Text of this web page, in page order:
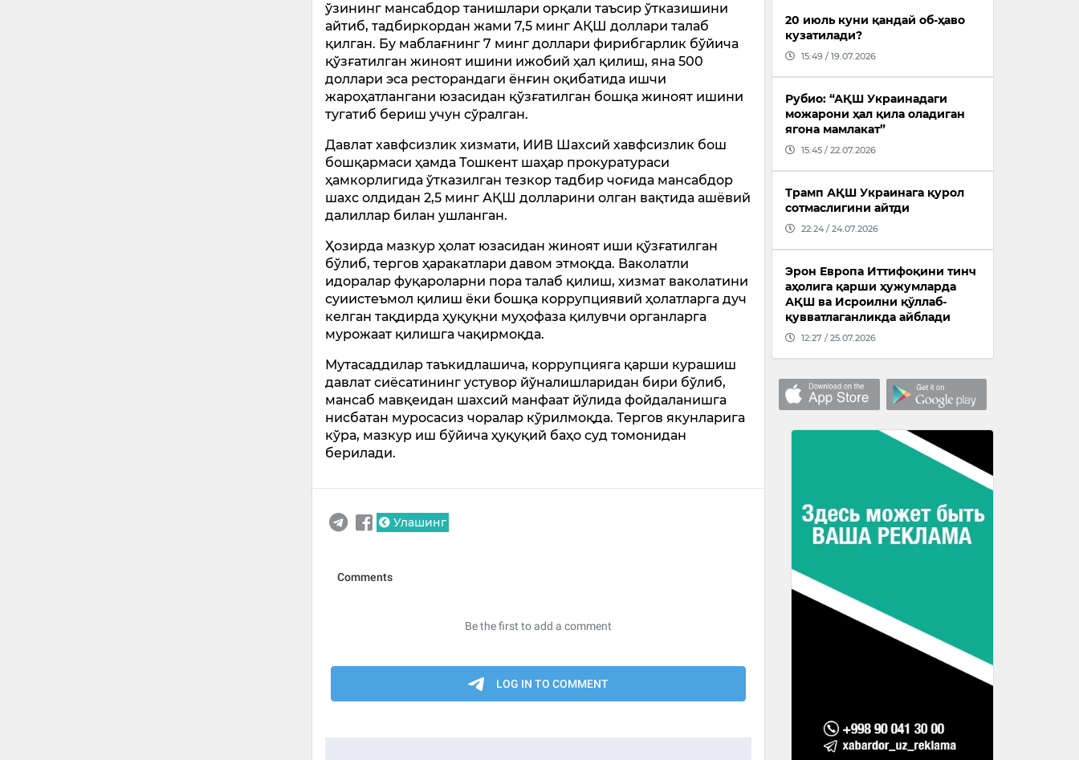
ўзининг мансабдор танишлари орқали таъсир ўтказишини
айтиб, тадбиркордан жами 7,5 минг АҚШ доллари талаб
қилган. Бу маблағнинг 7 минг доллари фирибгарлик бўйича
қўзғатилган жиноят ишини ижобий ҳал қилиш, яна 500
доллари эса ресторандаги ёнғин оқибатида ишчи
жароҳатлангани юзасидан қўзғатилган бошқа жиноят ишини
тугатиб бериш учун сўралган.
Давлат хавфсизлик хизмати, ИИВ Шахсий хавфсизлик бош
бошқармаси ҳамда Тошкент шаҳар прокуратураси
ҳамкорлигида ўтказилган тезкор тадбир чоғида мансабдор
шахс олдидан 2,5 минг АҚШ долларини олган вақтида ашёвий
далиллар билан ушланган.
Ҳозирда мазкур ҳолат юзасидан жиноят иши қўзғатилган
бўлиб, тергов ҳаракатлари давом этмоқда. Ваколатли
идоралар фуқароларни пора талаб қилиш, хизмат ваколатини
суиистеъмол қилиш ёки бошқа коррупциявий ҳолатларга дуч
келган тақдирда ҳуқуқни муҳофаза қилувчи органларга
мурожаат қилишга чақирмоқда.
Мутасаддилар таъкидлашича, коррупцияга қарши курашиш
давлат сиёсатининг устувор йўналишларидан бири бўлиб,
мансаб мавқеидан шахсий манфаат йўлида фойдаланишга
нисбатан муросасиз чоралар кўрилмоқда. Тергов якунларига
кўра, мазкур иш бўйича ҳуқуқий баҳо суд томонидан
берилади.
Улашинг
20 июль куни қандай об-ҳаво
кузатилади?
15:49 / 19.07.2026
Рубио: “АҚШ Украинадаги
можарони ҳал қила оладиган
ягона мамлакат”
15:45 / 22.07.2026
Трамп АҚШ Украинага қурол
сотмаслигини айтди
22:24 / 24.07.2026
Эрон Европа Иттифоқини тинч
аҳолига қарши ҳужумларда
АҚШ ва Исроилни қўллаб-
қувватлаганликда айблади
12:27 / 25.07.2026